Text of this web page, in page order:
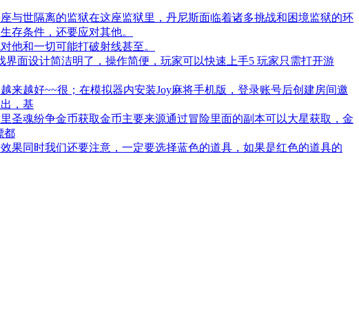
与世隔离的监狱在这座监狱里，丹尼斯面临着诸多挑战和困境监狱的环
存条件，还要应对其他。
他和一切可能打破射线甚至。
面设计简洁明了，操作简便，玩家可以快速上手5 玩家只需打开游
越好~~很；在模拟器内安装Joy麻将手机版，登录账号后创建房间邀
，基
圣魂纷争金币获取金币主要来源通过冒险里面的副本可以大星获取，金
都
果同时我们还要注意，一定要选择蓝色的道具，如果是红色的道具的